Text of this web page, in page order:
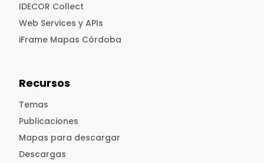
IDECOR Collect
Web Services y APIs
iFrame Mapas Córdoba
Recursos
Temas
Publicaciones
Mapas para descargar
Descargas